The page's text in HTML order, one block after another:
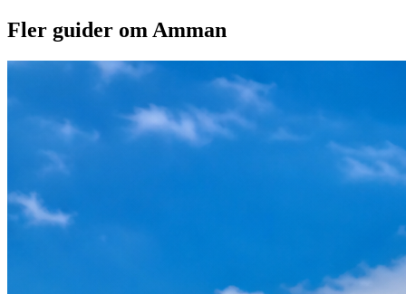
Fler guider om Amman